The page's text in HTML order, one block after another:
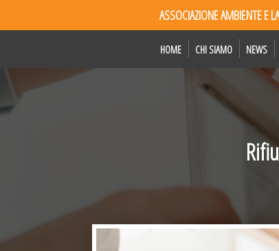
ASSOCIAZIONE AMBIENTE E
HOME CHI SIAMO NEWS